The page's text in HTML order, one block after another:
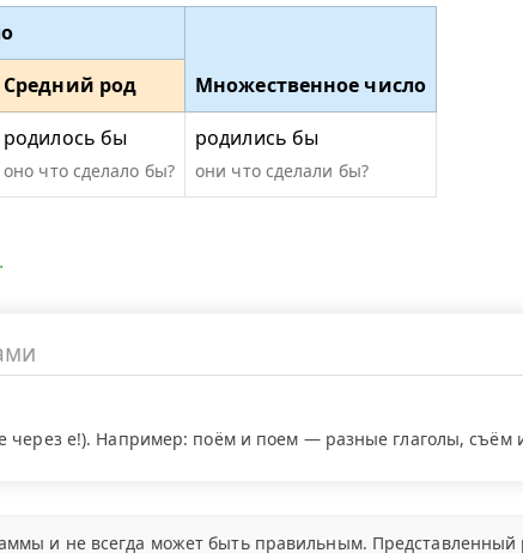
Множественное число
Средний род
родилось бы
оно что сделало бы?
родились бы
они что сделали бы?
через е!). Например: поём и поем — разные глаголы,
и не всегда может быть правильным. Представленный